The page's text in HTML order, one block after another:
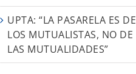
UPTA: “LA PASARELA ES DE
LOS MUTUALISTAS, NO DE
LAS MUTUALIDADES”